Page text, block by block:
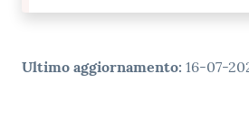
Ultimo aggiornamento: 16-07-